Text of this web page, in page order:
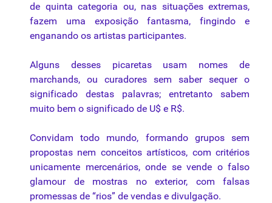
de quinta categoria ou, nas situações extremas,
fazem
uma exposição fantasma,fingindo e
enganando os artistas participantes.
Alguns desses picaretas usam nomes de
marchands, ou curadores sem saber sequero
significado
destas palavras; entretanto
sabem
muito bem o significado de U$ e R$.
Convidam todo mundo, formando grupos sem
propostas nem conceitos artísticos, comcritérios
unicamente mercenários, onde se vende o falso
glamourde mostras no exterior, com falsas
promessas de “rios” de vendas e divulgação.